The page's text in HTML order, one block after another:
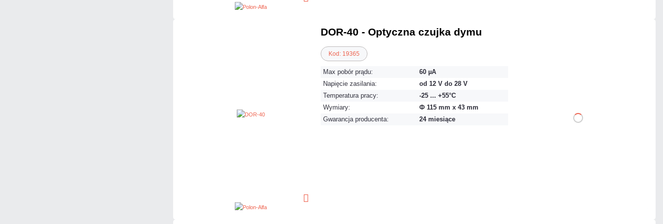
DOR-40 - Optyczna czujka dymu
Kod: 19365
Max pobór prądu:
60 µA
Napięcie zasilania:
od 12 V do 28 V
Temperatura pracy:
-25 ... +55°C
Wymiary:
Ф 115 mm x 43 mm
Gwarancja producenta:
24 miesiące DO KOSZYKA